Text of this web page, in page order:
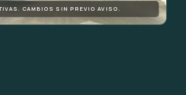
CAMBIOS SIN PREVIO AVISO.